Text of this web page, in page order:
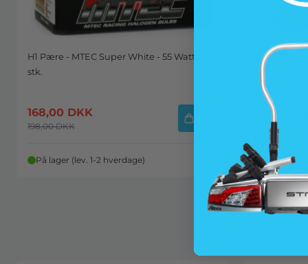
H1 Pære - MTEC Super White - 55 Watt 2
stk.
168,00 DKK
198,00DKK
På lager (lev. 1-2 hverdage)
H11 Pære -
stk
249,00
På lager